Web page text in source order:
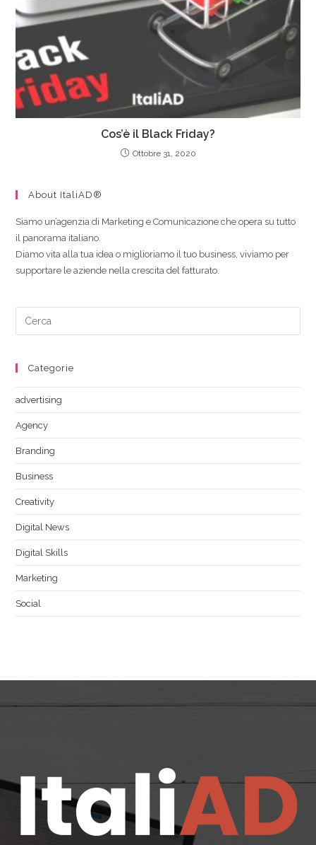
Cos’è il Black Friday?
Ottobre 31, 2020
About ItaliAD®
Siamo un’agenzia di Marketing e Comunicazione che opera su tutto
il panorama italiano.
Diamo vita alla tua idea o miglioriamo il tuo business, viviamo per
supportare le aziende nella crescita del fatturato.
Categorie
advertising
Agency
Branding
Business
Creativity
Digital News
Digital Skills
Marketing
Social